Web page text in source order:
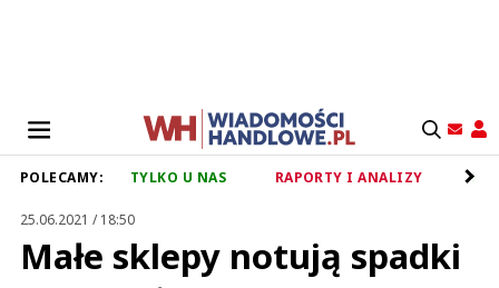
POLECAMY: TYLKO U NAS RAPORTY I ANALIZY
25.06.2021 / 18:50
Małe sklepy notują spadki